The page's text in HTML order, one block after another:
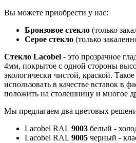
Вы можете приобрести у нас:
Бронзовое стекло (только
Серое стекло (только
Стекло Lacobel - это прозрачное
4мм, покрытое с одной стороны
экологически чистой, краской.
использовать в качестве вставок в
положить на столешницу и многое
Мы предлагаем два цветовых
Lacobel RAL 9003 белый -
Lacobel RAL 9005 черный -